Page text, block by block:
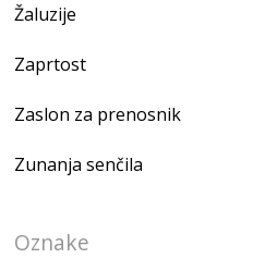
Žaluzije
Zaprtost
Zaslon za prenosnik
Zunanja senčila
Oznake